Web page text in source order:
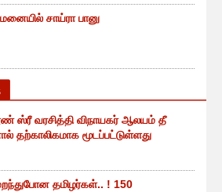
சாய்ரா பானு
ஸ்ரீ வரசித்தி விநாயகர் ஆலயம் தீ
தற்காலிகமாக மூடப்பட்டுள்ளது
தமிழர்கள்.. ! 150